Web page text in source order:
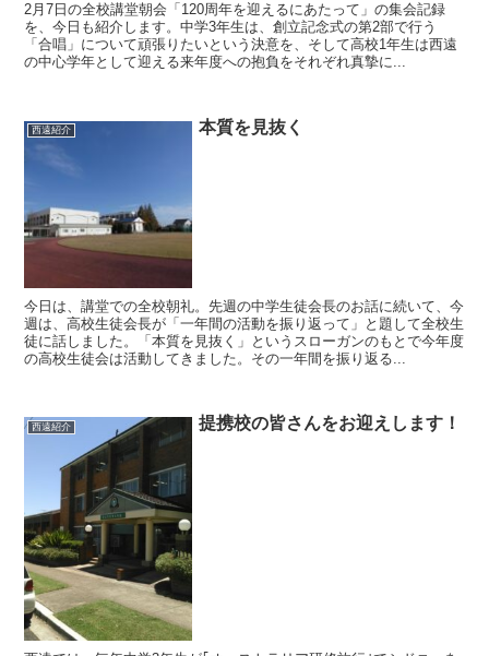
2月7日の全校講堂朝会「120周年を迎えるにあたって」の集会記録
を、今日も紹介します。中学3年生は、創立記念式の第2部で行う
「合唱」について頑張りたいという決意を、そして高校1年生は西遠
の中心学年として迎える来年度への抱負をそれぞれ真摯に...
西遠紹介 本質を見抜く
今日は、講堂での全校朝礼。先週の中学生徒会長のお話に続いて、今
週は、高校生徒会長が「一年間の活動を振り返って」と題して全校生
徒に話しました。「本質を見抜く」というスローガンのもとで今年度
の高校生徒会は活動してきました。その一年間を振り返る...
西遠紹介 提携校の皆さんをお迎えします！